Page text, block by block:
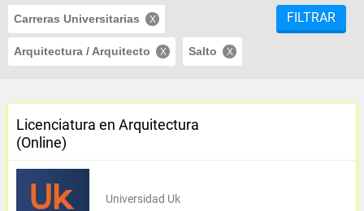
Carreras Universitarias
Arquitectura / Arquitecto Salto
FILTRAR
Licenciatura en Arquitectura
(Online)
Universidad Uk